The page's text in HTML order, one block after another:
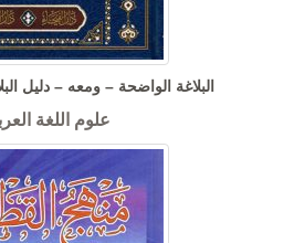
البلاغة الواضحة – ومعه – دليل
علوم اللغة